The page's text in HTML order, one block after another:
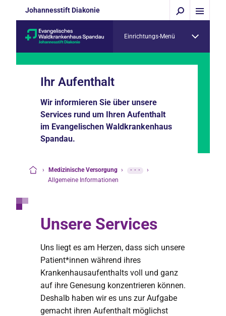
Johannesstift Diakonie
Einrichtungs-Menü
Ihr Aufenthalt
Wir informieren Sie über unsere
Services rund um Ihren Aufenthalt
im Evangelischen Waldkrankenhaus
Spandau.
› Medizinische Versorgung › ···
›
Allgemeine Informationen
Unsere Services
Uns liegt es am Herzen, dass sich unsere
Patient*innen während ihres
Krankenhausaufenthalts voll und ganz
auf ihre Genesung konzentrieren können.
Deshalb haben wir es uns zur Aufgabe
gemacht ihren Aufenthalt möglichst